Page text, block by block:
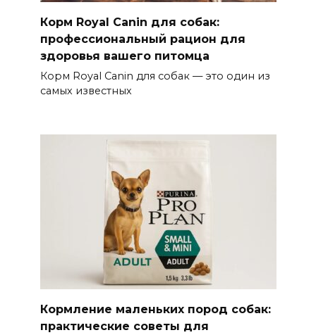
Корм Royal Canin для собак:
профессиональный рацион для
здоровья вашего питомца
Корм Royal Canin для собак — это один из
самых известных
Кормление маленьких пород собак:
практические советы для